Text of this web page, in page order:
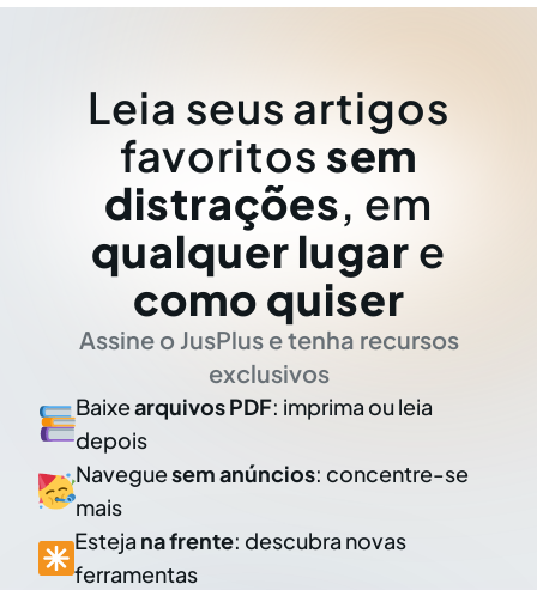
Leia seus artigos
favoritos sem
distrações, em
qualquer lugar e
como quiser
Assine o JusPlus e tenha recursos
exclusivos
Baixearquivos PDF: imprima ou leia
depois
Naveguesem anúncios: concentre-se
mais
Esteja na frente: descubra novas
ferramentas